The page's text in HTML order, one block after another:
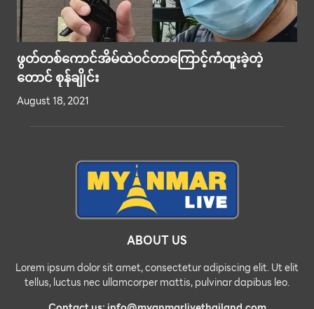
ဖွတ်တစ်ကောင်အိမ်ထဲဝင်တာကြောင့်ကံထူးခဲ့တဲ့
တောင် စုန်ချိုင်း
August 18, 2021
ABOUT US
Lorem ipsum dolor sit amet, consectetur adipiscing elit. Ut elit
tellus, luctus nec ullamcorper mattis, pulvinar dapibus leo.